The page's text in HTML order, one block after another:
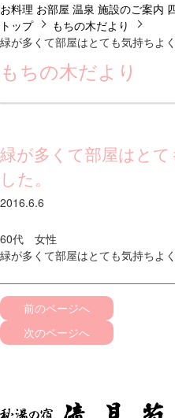
お料理 お部屋 温泉 施設のご案内
トップ
もちの木だより
緑が多くて部屋はとても気持ちよ
もちの木だより
緑が多くて部屋はと
した。
2016.6.6
60代 女性
緑が多くて部屋はとても気持ちよ
前のページへ
次のページへ